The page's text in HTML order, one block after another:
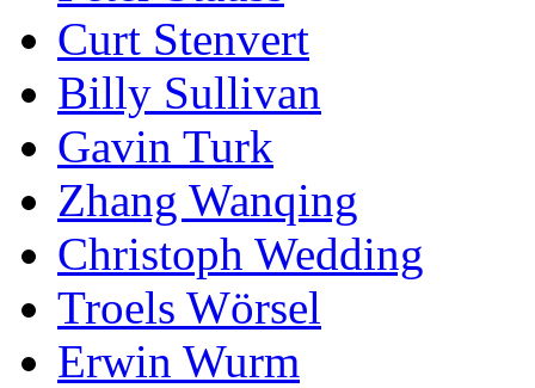
Curt Stenvert
Billy Sullivan
Gavin Turk
Zhang Wanqing
Christoph Wedding
Troels Wörsel
Erwin Wurm